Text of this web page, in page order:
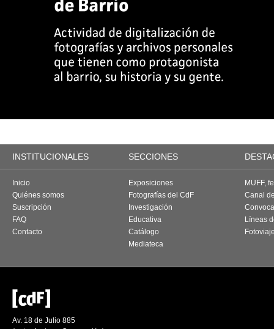
INSTITUCIONALES SECCIONES
Inicio
Quiénes somos
Suscripción
FAQ
Contacto
Exposiciones
Fotografías del CdF
Investigación
Educativa
Catálogo
Mediateca
MUFF,
Canal
Líneas
Av. 18 de Julio 885